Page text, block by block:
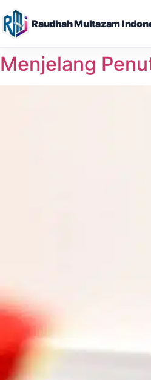
Raudhah Multazam
Skip
to
content
Menjelang